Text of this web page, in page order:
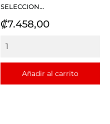
SELECCION...
Precio
₡7.458,00
Añadir al carrito